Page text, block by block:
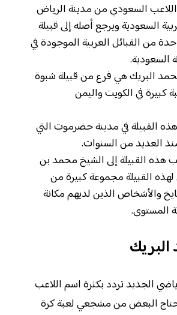
السعودي من مدينة الرياض
السعودية ويرجع أصله إلى قبيلة
من القبائل العربية الموجودة في
السعودية.
البريك هي فرع من قبيلة شبوة
كبيرة في الكويت واليمن
القبيلة في مدينة حضرموت التي
العديد من السنوات.
القبيلة إلى الشيخ محمد بن
القبيلة مجموعة كبيرة من
والأشخاص الذين لديهم مكانة
المستوى.
الجديد تردد بكثرة اسم اللاعب
البعض من مشجعي لعبة كرة